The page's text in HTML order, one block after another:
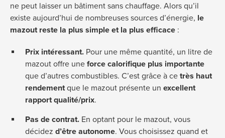
ne peut laisser un bâtiment sans chauffage. Alors qu’il
existe aujourd’hui de nombreuses sources d’énergie, le
mazout reste la plus simple et la plus efficace :
Prix intéressant. Pour une même quantité, un litre de
mazout offre une force calorifique plus importante
que d’autres combustibles. C’est grâce à ce très haut
rendementque le mazout présente un excellent
rapport qualité/prix.
Pas de contrat. En optant pour le mazout, vous
décidez d’être autonome. Vous choisissez quand et